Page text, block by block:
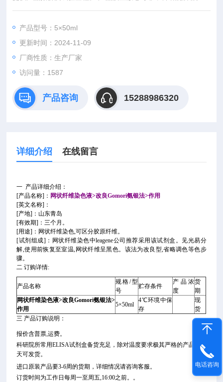
誉良好者可先发货后付款。青岛捷世康专业提供科研用：染色液,
产品型号：5×50ml
更新时间：2024-11-09
厂商性质：生产厂家
访问量：1587
产品咨询 15288986320
详细介绍 在线留言
一 产品详细介绍：
[产品名称]： 网状纤维染色液>改良Gomori氨银法>作用
[英文名称]：
[产地]：山东青岛
[有效期]：三个月。
[用途]：网状纤维染色,可区分胶原纤维。
[试剂组成]：网状纤维染色中leagene公司推荐采用该试剂盒。见光易分
解,使用前恢复至室温,网状纤维呈黑色。该法为改良型,省略调色等色步
骤。
二 订购详情:
产品名称
规格/型
号
贮存条件
产品浓
度
货
期
网状纤维染色液>改良Gomori氨银法>
作用
5×50ml
4℃环境中保
存
现
货
三 产品订购说明：
报价含普票,运费。
科研院所常用ELISA试剂盒备货充足，除对温度要求极其严格的产品当
天可发货。
进口原装产品要3-6周的货期，详细情况请咨询客服。
订货时间为工作日每周一至周五,16:00之前。。
电话咨询